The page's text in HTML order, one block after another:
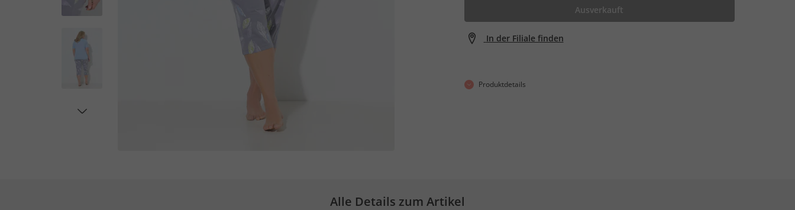
Ausverkauft
In der Filiale finden
Produktdetails
Alle Details zum Artikel